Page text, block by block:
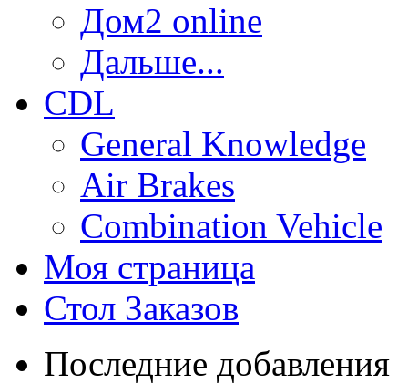
Дом2 online
Дальше...
CDL
General Knowledge
Air Brakes
Combination Vehicle
Моя страница
Стол Заказов
Последние добавления